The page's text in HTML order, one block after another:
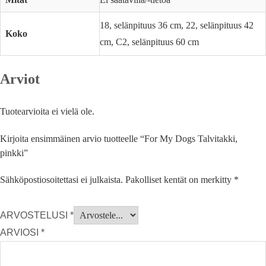
Koko
18, selänpituus 36 cm, 22, selänpituus 42
cm, C2, selänpituus 60 cm
Arviot
Tuotearvioita ei vielä ole.
Kirjoita ensimmäinen arvio tuotteelle “For My Dogs Talvitakki,
pinkki”
Sähköpostiosoitettasi ei julkaista. Pakolliset kentät on merkitty *
ARVOSTELUSI *
ARVIOSI *